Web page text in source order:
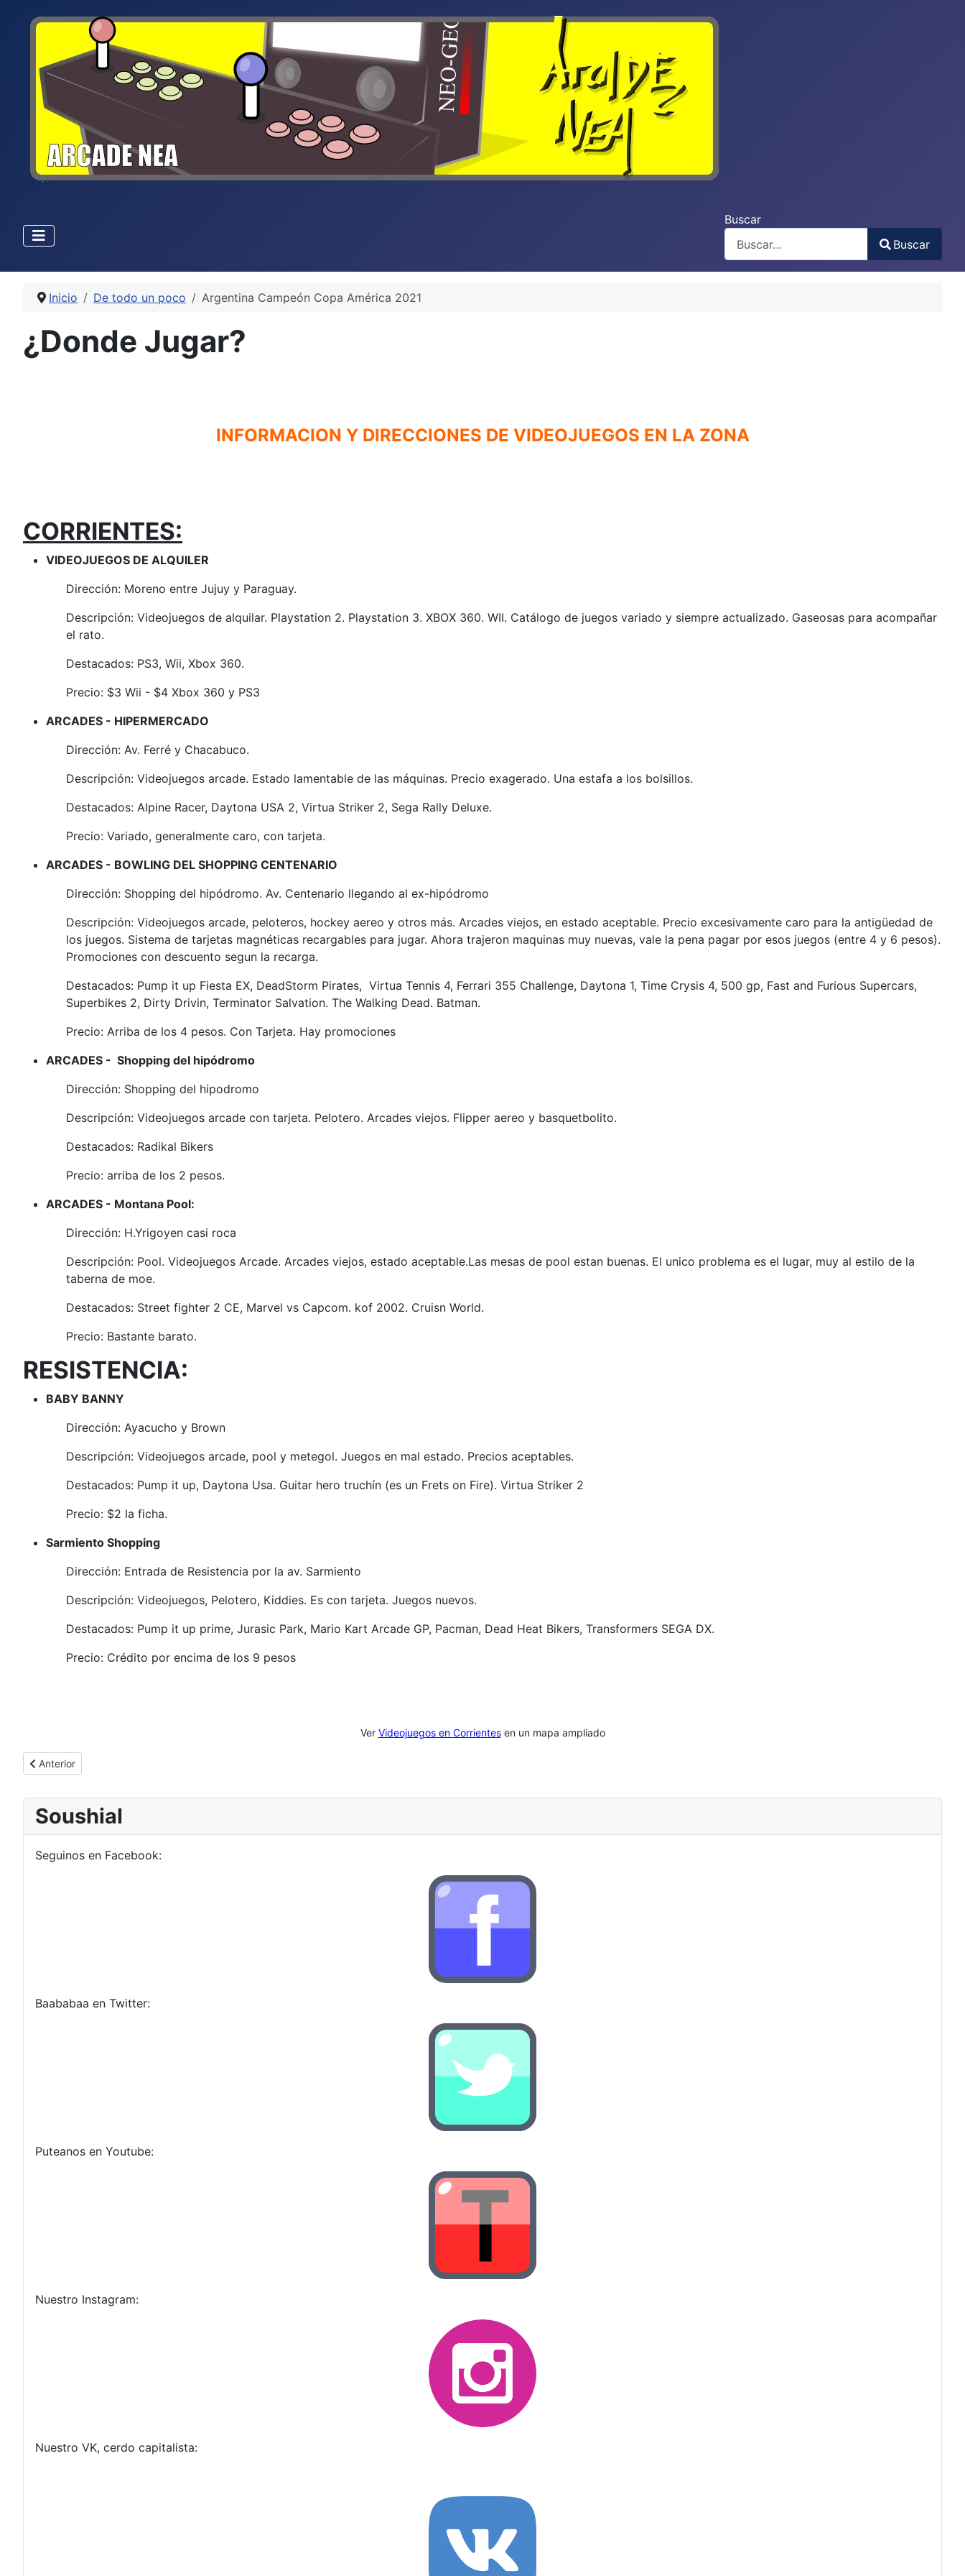
Buscar
Type 2 or more characters for results.
Buscar
Inicio De todo un poco Argentina Campeón Copa América 2021
¿Donde Jugar?
INFORMACION Y DIRECCIONES DE VIDEOJUEGOS EN LA ZONA
CORRIENTES:
VIDEOJUEGOS DE ALQUILER
Dirección: Moreno entre Jujuy y Paraguay.
Descripción: Videojuegos de alquilar. Playstation 2. Playstation 3. XBOX 360. WII. Catálogo de juegos variado y siempre actualizado. Gaseosas para acompañar
el rato.
Destacados: PS3, Wii, Xbox 360.
Precio: $3 Wii - $4 Xbox 360 y PS3
ARCADES - HIPERMERCADO
Dirección: Av. Ferré y Chacabuco.
Descripción: Videojuegos arcade. Estado lamentable de las máquinas. Precio exagerado. Una estafa a los bolsillos.
Destacados: Alpine Racer, Daytona USA 2, Virtua Striker 2, Sega Rally Deluxe.
Precio: Variado, generalmente caro, con tarjeta.
ARCADES - BOWLING DEL SHOPPING CENTENARIO
Dirección: Shopping del hipódromo. Av. Centenario llegando al ex-hipódromo
Descripción: Videojuegos arcade, peloteros, hockey aereo y otros más. Arcades viejos, en estado aceptable. Precio excesivamente caro para la antigüedad de
los juegos. Sistema de tarjetas magnéticas recargables para jugar. Ahora trajeron maquinas muy nuevas, vale la pena pagar por esos juegos (entre 4 y 6 pesos).
Promociones con descuento segun la recarga.
Destacados: Pump it up Fiesta EX, DeadStorm Pirates, Virtua Tennis 4, Ferrari 355 Challenge, Daytona 1, Time Crysis 4, 500 gp, Fast and Furious Supercars,
Superbikes 2, Dirty Drivin, Terminator Salvation. The Walking Dead. Batman.
Precio: Arriba de los 4 pesos. Con Tarjeta. Hay promociones
ARCADES - Shopping del hipódromo
Dirección: Shopping del hipodromo
Descripción: Videojuegos arcade con tarjeta. Pelotero. Arcades viejos. Flipper aereo y basquetbolito.
Destacados: Radikal Bikers
Precio: arriba de los 2 pesos.
ARCADES - Montana Pool:
Dirección: H.Yrigoyen casi roca
Descripción: Pool. Videojuegos Arcade. Arcades viejos, estado aceptable.Las mesas de pool estan buenas. El unico problema es el lugar, muy al estilo de la
taberna de moe.
Destacados: Street fighter 2 CE, Marvel vs Capcom. kof 2002. Cruisn World.
Precio: Bastante barato.
RESISTENCIA:
BABY BANNY
Dirección: Ayacucho y Brown
Descripción: Videojuegos arcade, pool y metegol. Juegos en mal estado. Precios aceptables.
Destacados: Pump it up, Daytona Usa. Guitar hero truchín (es un Frets on Fire). Virtua Striker 2
Precio: $2 la ficha.
Sarmiento Shopping
Dirección: Entrada de Resistencia por la av. Sarmiento
Descripción: Videojuegos, Pelotero, Kiddies. Es con tarjeta. Juegos nuevos.
Destacados: Pump it up prime, Jurasic Park, Mario Kart Arcade GP, Pacman, Dead Heat Bikers, Transformers SEGA DX.
Precio: Crédito por encima de los 9 pesos
Ver Videojuegos en Corrientesen un mapa ampliado
Artículo anterior: ¿Donde Comprar?
Anterior
Soushial
Seguinos en Facebook:
Baababaa en Twitter:
Puteanos en Youtube:
Nuestro Instagram:
Nuestro VK, cerdo capitalista: